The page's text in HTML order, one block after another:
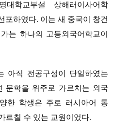
학교부설 상해러이사어학
포하였다. 이는 새 중국이 창건
는 하나의 고등외국어학교이
아직 전공구성이 단일하였는
문학을 위주로 가르치는 외국
한 학생은 주로 러시아어 통
르칠 수 있는 교원이었다.